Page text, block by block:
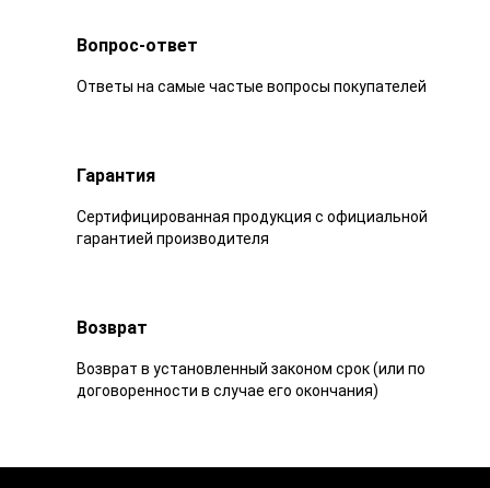
Вопрос-ответ
Ответы на самые частые вопросы покупателей
Гарантия
Сертифицированная продукция с официальной
гарантией производителя
Возврат
Возврат в установленный законом срок (или по
договоренности в случае его окончания)